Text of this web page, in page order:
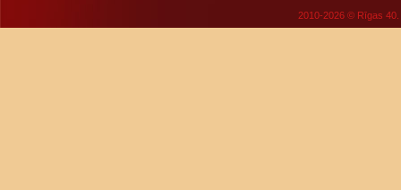
2010-2026 © Rīgas